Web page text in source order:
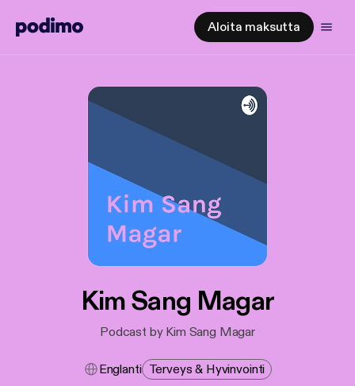
Aloita maksutta
Kim Sang Magar
Podcast by Kim Sang Magar
Englanti Terveys & Hyvinvointi